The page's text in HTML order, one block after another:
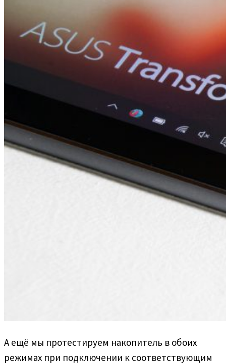
А ещё мы протестируем накопитель в обоих
режимах при подключении к соответствующим